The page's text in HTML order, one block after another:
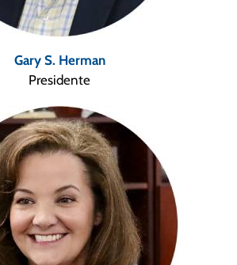
Gary S. Herman
Presidente